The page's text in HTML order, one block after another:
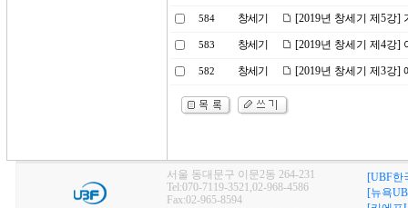
584 창세기 [2019년 창세기 제5강]
583 창세기 [2019년 창세기 제4강]
582 창세기 [2019년 창세기 제3강]
서울 동대문구 이문2동 264-231
Tel:070-7119-3521,02-968-4586
Fax:02-965-8594
[UBF한
[뉴욕